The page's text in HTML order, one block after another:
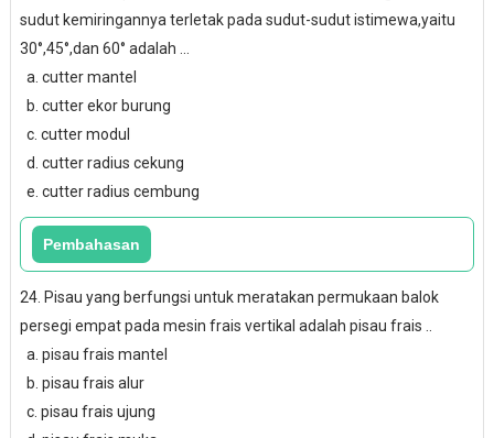
sudut kemiringannya terletak pada sudut-sudut istimewa,yaitu
30°,45°,dan 60° adalah ...
a. cutter mantel
b. cutter ekor burung
c. cutter modul
d. cutter radius cekung
e. cutter radius cembung
24. Pisau yang berfungsi untuk meratakan permukaan balok
persegi empat pada mesin frais vertikal adalah pisau frais ..
a. pisau frais mantel
b. pisau frais alur
c. pisau frais ujung